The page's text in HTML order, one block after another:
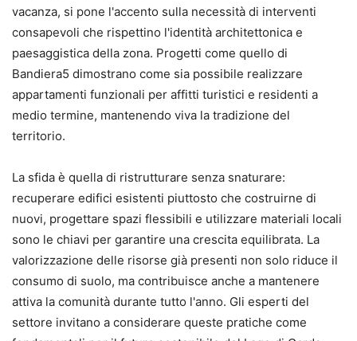
vacanza, si pone l'accento sulla necessità di interventi
consapevoli che rispettino l'identità architettonica e
paesaggistica della zona. Progetti come quello di
Bandiera5 dimostrano come sia possibile realizzare
appartamenti funzionali per affitti turistici e residenti a
medio termine, mantenendo viva la tradizione del
territorio.
La sfida è quella di ristrutturare senza snaturare:
recuperare edifici esistenti piuttosto che costruirne di
nuovi, progettare spazi flessibili e utilizzare materiali locali
sono le chiavi per garantire una crescita equilibrata. La
valorizzazione delle risorse già presenti non solo riduce il
consumo di suolo, ma contribuisce anche a mantenere
attiva la comunità durante tutto l'anno. Gli esperti del
settore invitano a considerare queste pratiche come